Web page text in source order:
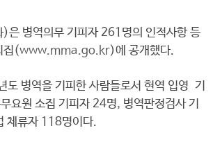
은 병역의무 기피자 261명의 인적사항 등
집(www.mma.go.kr)에 공개했다.
병역을 기피한 사람들로서 현역 입영 기
요원 소집 기피자 24명, 병역판정검사 기
체류자 118명이다.